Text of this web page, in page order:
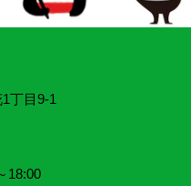
丁目9‐1
18:00